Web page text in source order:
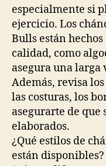
especialmente si
ejercicio. Los
Bulls están
calidad, como
asegura una
Además, revisa
las costuras, los
asegurarte de que
elaborados.
¿Qué estilos de
están disponibles?